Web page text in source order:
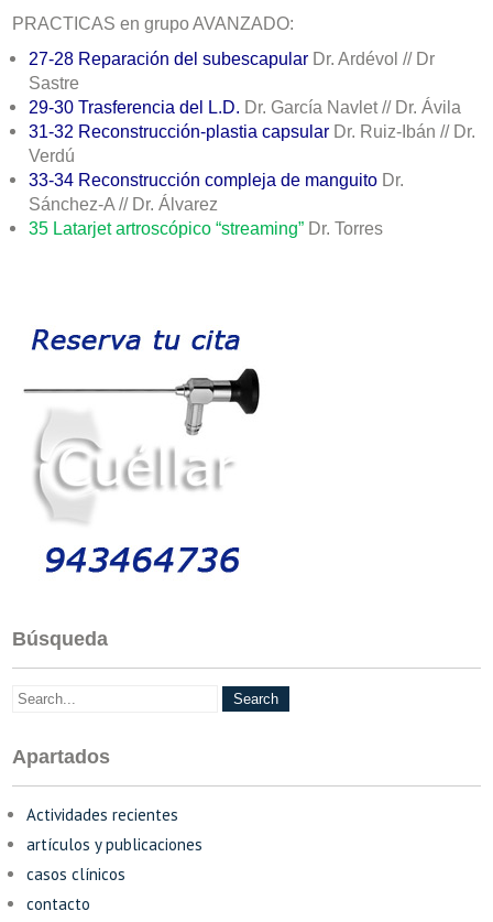
PRACTICAS en grupo AVANZADO:
27-28 Reparación del subescapular Dr. Ardévol // Dr
Sastre
29-30Trasferencia del L.D. Dr. García Navlet // Dr. Ávila
31-32 Reconstrucción-plastia capsular Dr. Ruiz-Ibán // Dr.
Verdú
33-34 Reconstrucción compleja de manguito Dr.
Sánchez-A // Dr. Álvarez
35 Latarjet artroscópico “streaming” Dr. Torres
Búsqueda
Apartados
Actividades recientes
artículos y publicaciones
casos clínicos
contacto